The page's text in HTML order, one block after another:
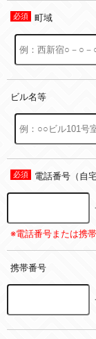
町域
ビル名等
電話番号（自宅
※電話番号または携
携帯番号